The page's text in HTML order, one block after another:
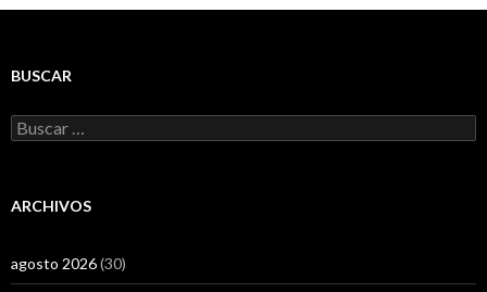
BUSCAR
Buscar:
ARCHIVOS
agosto 2026(30)